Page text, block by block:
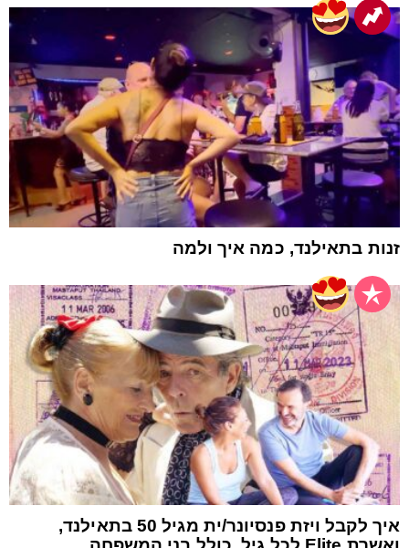
זנות בתאילנד, כמה איך ולמה
איך לקבל ויזת פנסיונר/ית מגיל 50 בתאילנד,